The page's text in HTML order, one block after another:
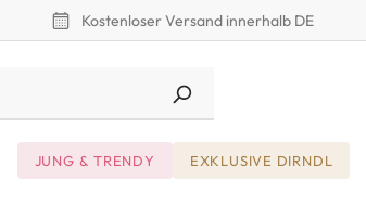
Kostenloser Versand innerhalb DE
JUNG & TRENDY EXKLUSIVE DIRNDL